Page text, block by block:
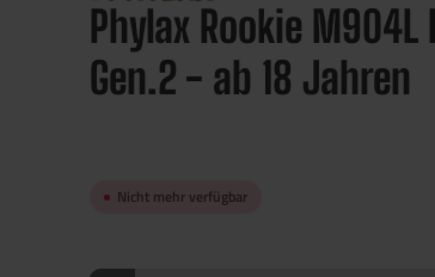
Phylax Rookie
Gen.2 - ab 18 Jahren
Nicht mehr verfügbar